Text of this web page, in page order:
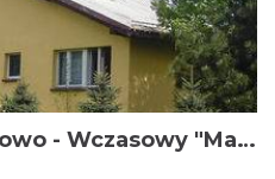
Ośrodek Wypoczynkowo - Wczasowy "Marcel"